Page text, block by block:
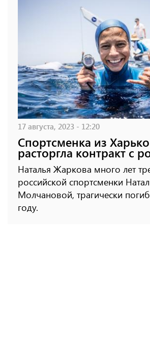
17 августа, 2023 - 12:20
Спортсменка из
расторгла контракт с
Наталья Жаркова много лет
российской спортсменки
Молчановой, трагически
году.